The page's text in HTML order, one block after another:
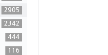
2905
2342
444
116